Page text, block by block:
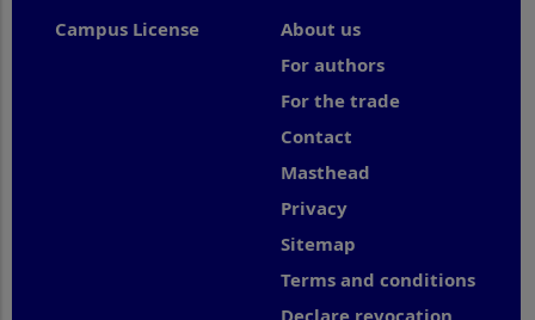
Campus License
About us
For authors
For the trade
Contact
Masthead
Privacy
Sitemap
Terms and conditions